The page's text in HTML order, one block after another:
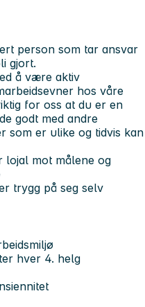
person som tar ansvar
gjort.
å være aktiv
hos våre
for oss at du er en
godt med andre
som er ulike og tidvis kan
lojal mot målene og
trygg på seg selv
hver 4. helg